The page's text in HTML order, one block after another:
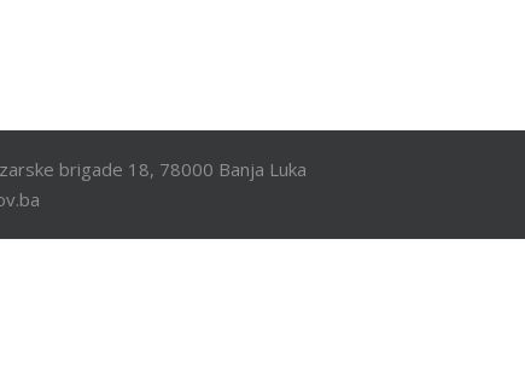
brigade 18, 78000 Banja Luka